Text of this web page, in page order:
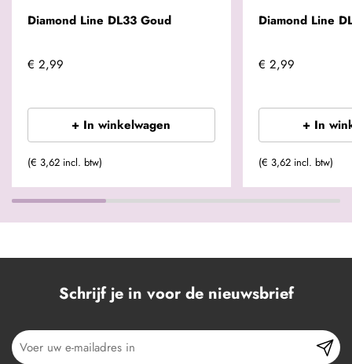
Diamond Line DL33 Goud
€ 2,99
+ In winkelwagen
(€ 3,62 incl. btw)
Diamond Line
€ 2,99
+ In
(€ 3,62 incl. btw)
Schrijf je in voor de nieuwsbrief